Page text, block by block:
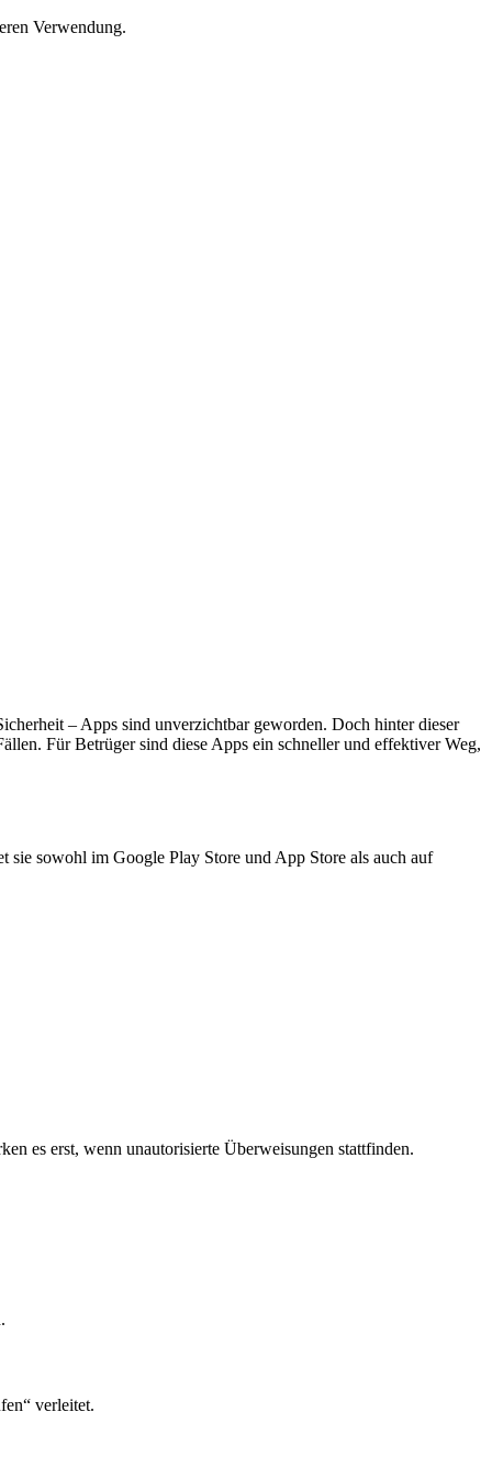
Verwendung.
– Apps sind unverzichtbar geworden. Doch hinter dieser
Für Betrüger sind diese Apps ein schneller und effektiver Weg,
sie sowohl im Google Play Store und App Store als auch auf
es erst, wenn unautorisierte Überweisungen stattfinden.
verleitet.